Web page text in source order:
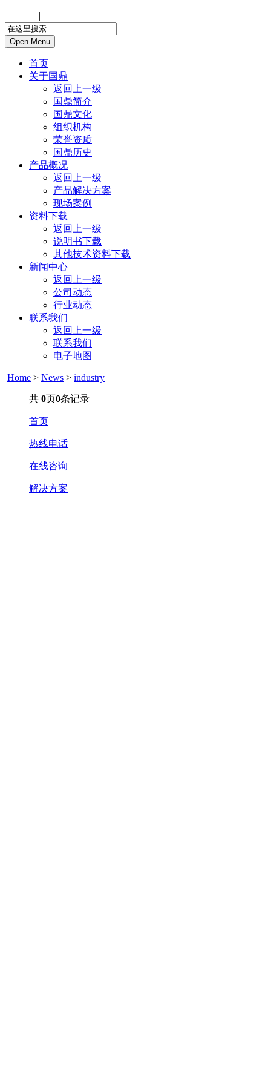
|
Open Menu
首页
关于国鼎
返回上一级
国鼎简介
国鼎文化
组织机构
荣誉资质
国鼎历史
产品概况
返回上一级
产品解决方案
现场案例
资料下载
返回上一级
说明书下载
其他技术资料下载
新闻中心
返回上一级
公司动态
行业动态
联系我们
返回上一级
联系我们
电子地图
Home > News > industry
共 0页0条记录
首页
热线电话
在线咨询
解决方案